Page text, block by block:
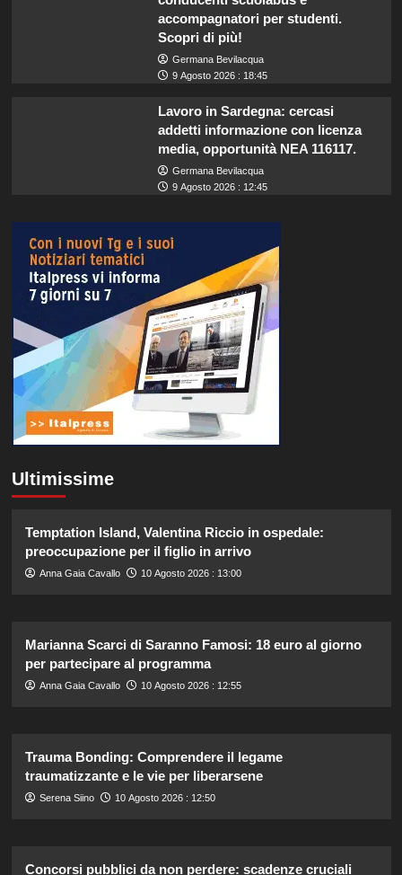
accompagnatori per studenti.
Scopri di più!
Germana Bevilacqua
9 Agosto 2026 : 18:45
Lavoro in Sardegna: cercasi
addetti informazione con licenza
media, opportunità NEA 116117.
Germana Bevilacqua
9 Agosto 2026 : 12:45
Ultimissime
Temptation Island, Valentina Riccio in ospedale:
preoccupazione per il figlio in arrivo
Anna Gaia Cavallo 10 Agosto 2026 : 13:00
Marianna Scarci di Saranno Famosi: 18 euro al giorno
per partecipare al programma
Anna Gaia Cavallo 10 Agosto 2026 : 12:55
Trauma Bonding: Comprendere il legame
traumatizzante e le vie per liberarsene
Serena Siino 10 Agosto 2026 : 12:50
Concorsi pubblici da non perdere: scadenze cruciali